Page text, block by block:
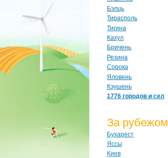
Бэлць
Тирасполь
Тигина
Кахул
Бричень
Резина
Сорока
Яловень
Кэушень
1776 городов и сел
За рубежом
Бухарест
Яссы
Киев